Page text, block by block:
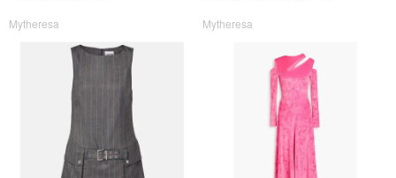
Mytheresa Mytheresa